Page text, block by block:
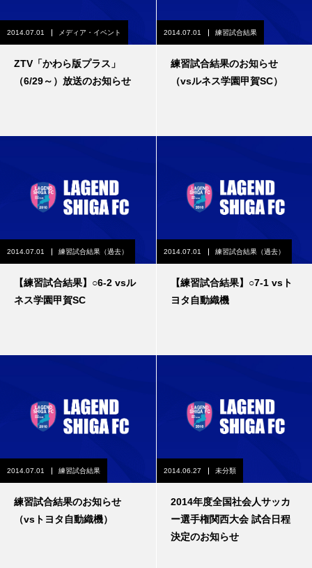
2014.07.01 メディア・イベント
ZTV「かわら版プラス」
（6/29～）放送のお知らせ
2014.07.01 練習試合結果
練習試合結果のお知らせ
（vsルネス学園甲賀SC）
2014.07.01 練習試合結果（過去）
【練習試合結果】○6-2 vsル
ネス学園甲賀SC
2014.07.01 練習試合結果（過去）
【練習試合結果】○7-1 vsト
ヨタ自動織機
2014.07.01 練習試合結果
練習試合結果のお知らせ
（vsトヨタ自動織機）
2014.06.27 未分類
2014年度全国社会人サッカ
ー選手権関西大会 試合日程
決定のお知らせ